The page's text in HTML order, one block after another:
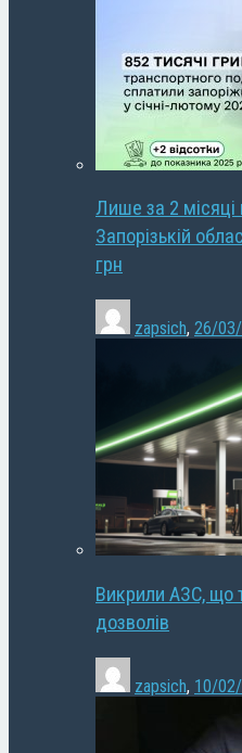
Лише за 2 місяці
Запорізькій
грн
zapsich, 26/
Викрили АЗС, що
дозволів
zapsich, 10/